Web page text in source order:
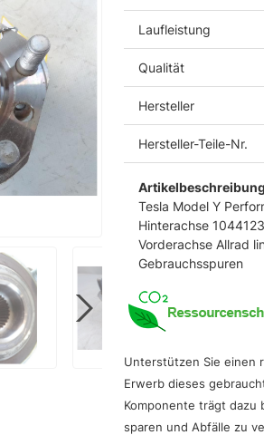
Laufleistung
Qualität
Hersteller
Hersteller-Teile-Nr.
Tesla Model Y
Hinterachse
Vorderachse Allrad
Gebrauchsspuren
Unterstützen Sie einen
Erwerb dieses
Komponente trägt dazu
sparen und Abfälle zu